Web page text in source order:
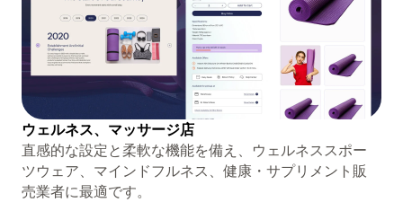
ウェルネス、マッサージ店
直感的な設定と柔軟な機能を備え、ウェルネススポー
ツウェア、マインドフルネス、健康・サプリメント販
売業者に最適です。